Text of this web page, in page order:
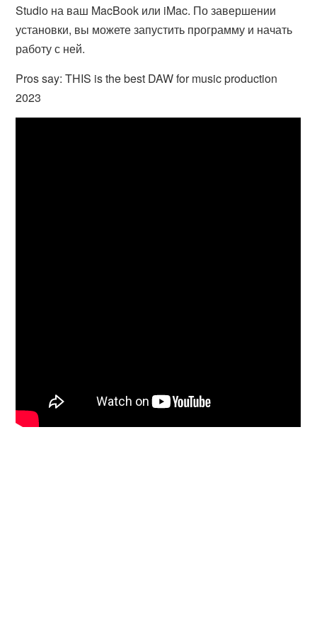
Studio на ваш MacBook или iMac. По завершении
установки, вы можете запустить программу и начать
работу с ней.
Pros say: THIS is the best DAW for music production
2023